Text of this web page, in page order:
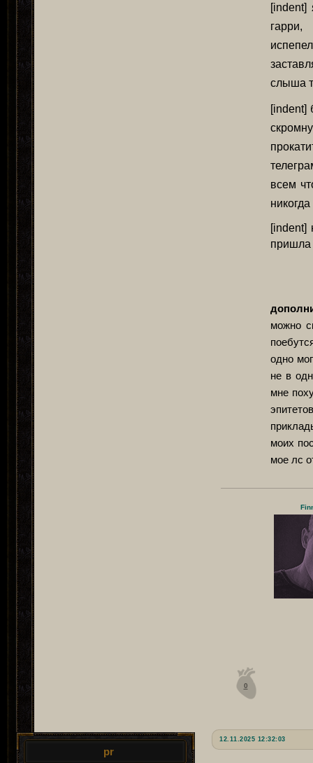
[indent]
слыша
[indent]
всем
[indent]
пришла
можно
одно
не в
мне
моих
мое лс
0
12.11.2025 12:32:03
pr